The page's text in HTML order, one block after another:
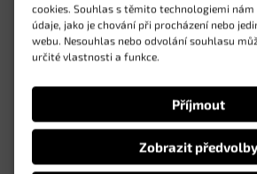
cookies. Souhlas s těmito technologiemi
údaje, jako je chování při procházení nebo
webu. Nesouhlas nebo odvolání souhlasu
určité vlastnosti a funkce.
Příjmout
Zobrazit předvolby
Přečíst článek